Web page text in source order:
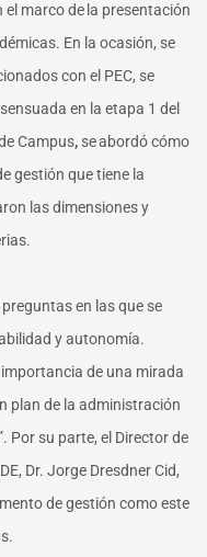
el marco de la presentación
En la ocasión, se
con el PEC, se
en la etapa 1 del
Campus, seabordócómo
gestión que tiene la
las dimensiones y
en las que se
y autonomía.
de una mirada
plan de la administración
Por su parte, el Director de
Dr. Jorge Dresdner Cid,
de gestión como este
.